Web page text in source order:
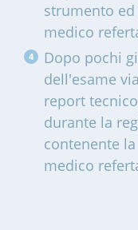
strumento
medico
Dopo pochi
dell'esame
report
durante la
contenente
medico